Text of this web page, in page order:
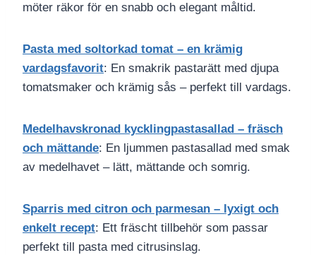
möter räkor för en snabb och elegant måltid.
Pasta med soltorkad tomat – en krämig
vardagsfavorit: En smakrik pastarätt med djupa
tomatsmaker och krämig sås – perfekt till vardags.
Medelhavskronad kycklingpastasallad – fräsch
och mättande: En ljummen pastasallad med smak
av medelhavet – lätt, mättande och somrig.
Sparris med citron och parmesan – lyxigt och
enkelt recept: Ett fräscht tillbehör som passar
perfekt till pasta med citrusinslag.